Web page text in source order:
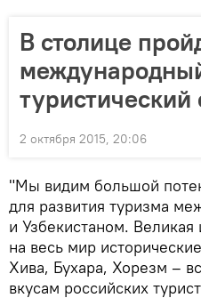
В столице
2 октября 2015, 20:06
"Мы видим большой
для развития туризма
и Узбекистаном. Великая
на весь мир
Хива, Бухара, Хорезм –
вкусам российских